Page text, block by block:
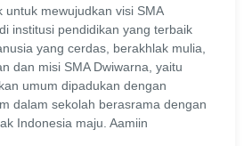
mewujudkan visi SMA
institusi pendidikan yang terbaik
yang cerdas, berakhlak mulia,
dan misi SMA Dwiwarna, yaitu
umum dipadukan dengan
dalam sekolah berasrama dengan
Indonesia maju. Aamiin